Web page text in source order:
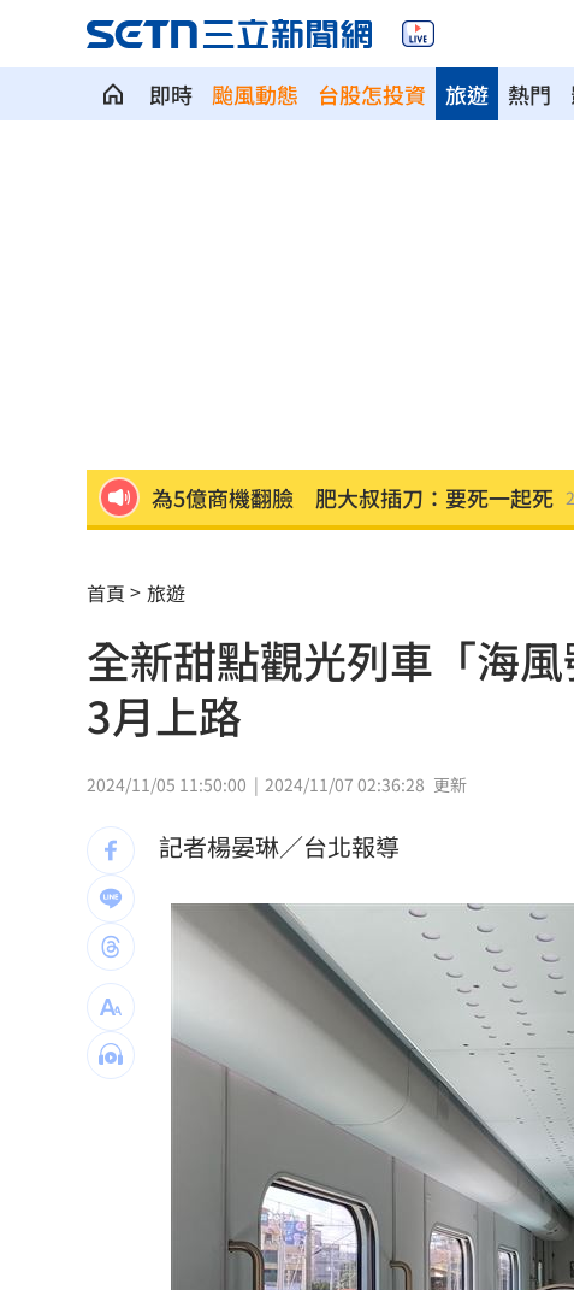
即時 颱風動態 台股怎投資 熱門
旅遊
為5億商機翻臉 肥大叔插刀：要死一起死
額頭冒出痘痘 女手癢猛摳竟成「病毒疣」
政院每年加碼25.5億元 優化全台商圈夜市
癌末男缺錢鋌而走險 3D玩具熊夾藏K他命
環法自行車賽爆作弊！女靠胸部裝備降風阻
學霸牙醫槓離職員工 為3萬筆電互告慘勝
慈濟採購BNT遭詐10億 他：不聽衛福部勸
蔡英文做2件事 黃暐瀚：台東變五五波 23:03
蔣萬安危險了！最新民調沈伯洋僅落後5%
「地獄酷暑」襲南韓 礦泉水曝曬恐致癌
父親節真的快樂嗎？房貸10年暴增逾400萬
律師勾宗教大師「家族」詐慈濟 僅她交保
台灣彩券開獎直播中 20:31
首頁 旅遊
全新甜點觀光列車「海
3月上路
2024/11/05 11:50:00 2024/11/07 02:36:28 更新
記者楊晏琳／台北報導